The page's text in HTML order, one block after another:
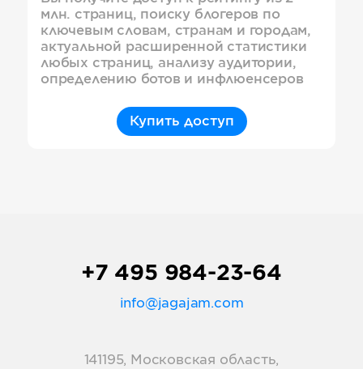
млн. страниц, поиску блогеров по
ключевым словам, странам и городам,
актуальной расширенной статистики
любых страниц, анализу аудитории,
определению ботов и инфлюенсеров
Купить доступ
+7 495 984-23-64
info@jagajam.com
141195, Московская область,